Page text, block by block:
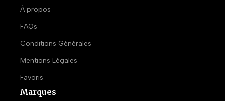
À propos
FAQs
Conditions Générales
Mentions Légales
Favoris
Marques